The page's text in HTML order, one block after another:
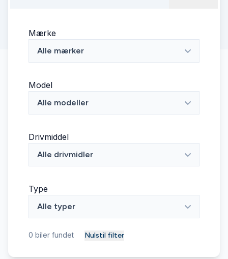
Mærke
Alle mærker
Model
Alle modeller
Drivmiddel
Alle drivmidler
Type
Alle typer
0 biler fundet Nulstil filter